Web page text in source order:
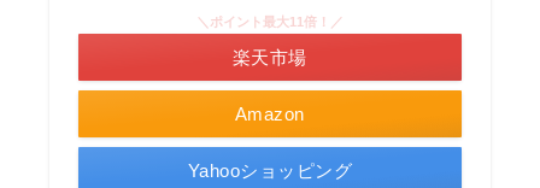
Amazon
＼ポイント最大11倍！／
楽天市場
Yahooショッピング